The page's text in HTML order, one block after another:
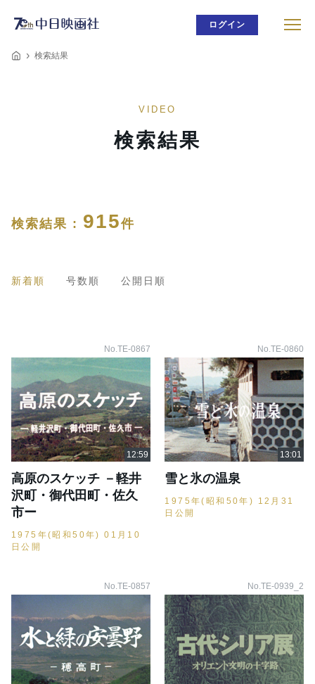
ログイン
検索結果
VIDEO
検索結果
検索結果 : 915件
新着順 号数順 公開日順
No.TE-0867
高原のスケッチ －軽井
沢町・御代田町・佐久
市ー
1975年(昭和50年) 01月10
日公開
No.TE-0860
雪と氷の温泉
1975年(昭和50年) 12月31
日公開
No.TE-0857 No.TE-0939_2